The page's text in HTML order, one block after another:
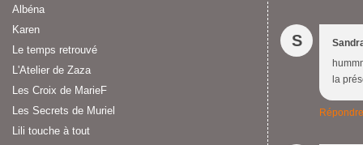
Albéna
Karen
Le temps retrouvé
L'Atelier de Zaza
Les Croix de MarieF
Les Secrets de Muriel
Lili touche à tout
S
la
Répondre